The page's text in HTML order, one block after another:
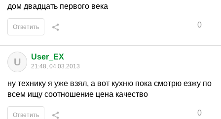
дом двадцать первого века
0
Ответить
U User_EX
21:48, 04.03.2013
ну технику я уже взял, а вот кухню пока смотрю езжу по
всем ищу соотношение цена качество
0
Ответить